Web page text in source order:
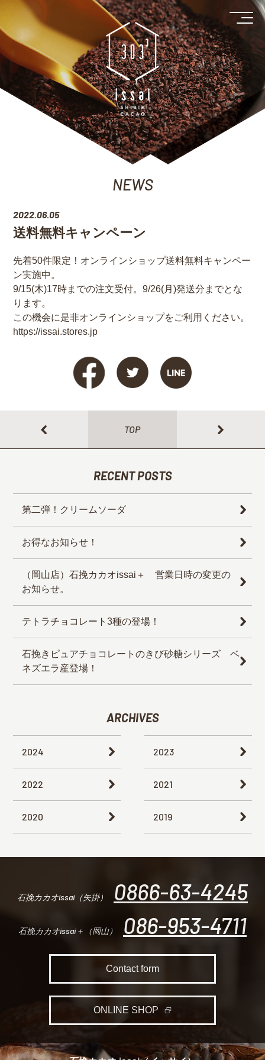
NEWS
2022.06.05
送料無料キャンペーン
先着50件限定！オンラインショップ送料無料キャンペー
ン実施中。
9/15(木)17時までの注文受付。9/26(月)発送分までとな
ります。
この機会に是非オンラインショップをご利用ください。
https://issai.stores.jp
TOP
RECENT POSTS
第二弾！クリームソーダ
お得なお知らせ！
（岡山店）石挽カカオissai＋ 営業日時の変更の
お知らせ。
テトラチョコレート3種の登場！
石挽きピュアチョコレートのきび砂糖シリーズ ベ
ネズエラ産登場！
ARCHIVES
2024 2023
2022 2021
2020 2019
石挽カカオissai（矢掛） 0866-63-4245
石挽カカオissai＋（岡山） 086-953-4711
Contact form
ONLINE SHOP